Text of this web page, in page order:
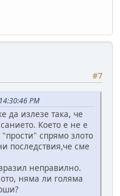
#7
PM
да излезе така, че
Което е не е
спрямо злото
последствия,че сме
неправилно.
няма ли голяма